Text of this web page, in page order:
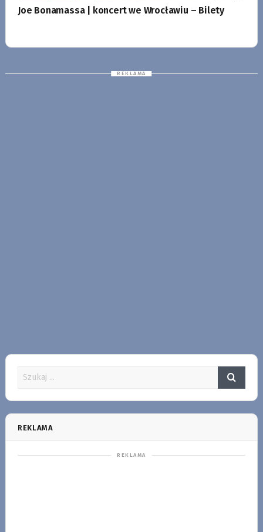
Joe Bonamassa | koncert we Wrocławiu – Bilety
REKLAMA